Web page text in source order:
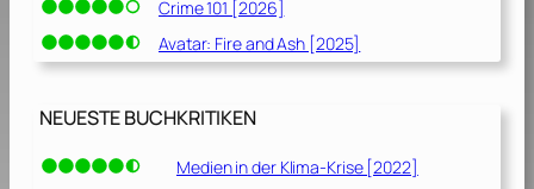
Crime 101 [2026]
Avatar: Fire and Ash [2025]
NEUESTE BUCHKRITIKEN
Medien in der Klima-Krise [2022]